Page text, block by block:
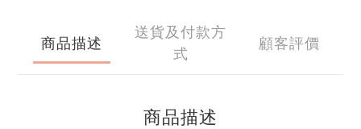
商品描述
送貨及付款方
式
顧客評價
商品描述